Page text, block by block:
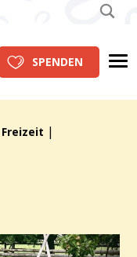
SPENDEN
Freizeit |